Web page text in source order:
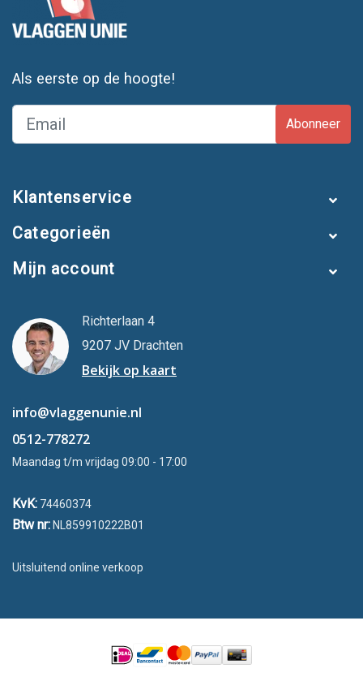
Als eerste op de hoogte!
Abonneer
Klantenservice
Categorieën
Mijn account
Richterlaan 4
9207 JV Drachten
Bekijk op kaart
info@vlaggenunie.nl
0512-778272
Maandag t/m vrijdag 09:00 - 17:00
KvK: 74460374
Btw nr: NL859910222B01
Uitsluitend online verkoop